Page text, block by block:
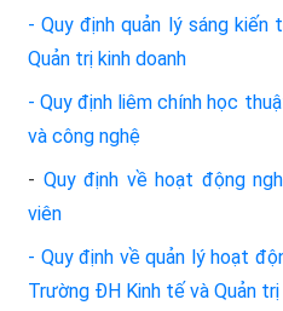
- Quy định quản lý sáng
Quản trị kinh doanh
- Quy định liêm chính học
và công nghệ
- Quy định về hoạt động
viên
- Quy định về quản lý hoạt
Trường ĐH Kinh tế và Quản trị